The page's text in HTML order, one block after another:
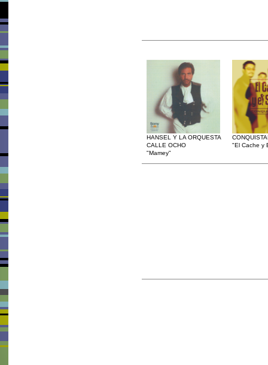
HANSEL Y LA ORQUESTA
CALLE OCHO
"Mamey"
"El Cache y